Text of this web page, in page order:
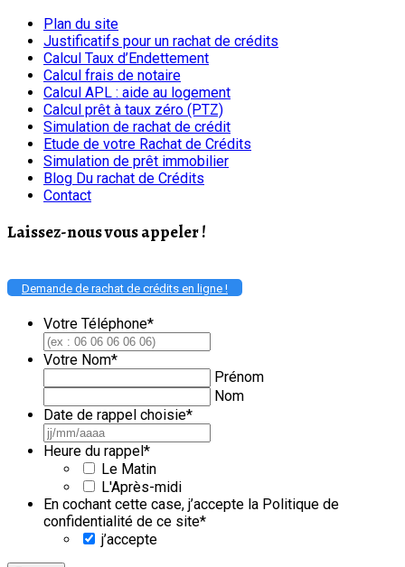
Plan du site
Justificatifs pour un rachat de crédits
Calcul Taux d’Endettement
Calcul frais de notaire
Calcul APL : aide au logement
Calcul prêt à taux zéro (PTZ)
Simulation de rachat de crédit
Etude de votre Rachat de Crédits
Simulation de prêt immobilier
Blog Du rachat de Crédits
Contact
Laissez-nous vous appeler !
Demande de rachat de crédits en ligne !
Votre Téléphone*
Votre Nom*
Prénom
Nom
Date de rappel choisie*
AAAA
Heure du rappel *
Le Matin
L'Après-midi
En cochant cette case, j’accepte la Politique de
confidentialité de ce site*
j’accepte